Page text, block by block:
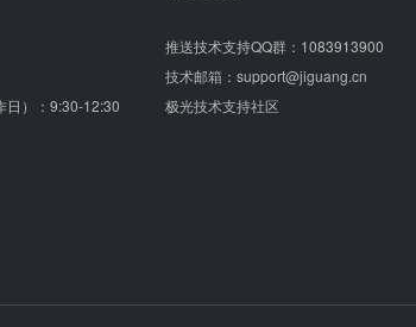
日）：9:30-12:30
推送技术支持QQ群： 1083913900
技术邮箱： support@jiguang.cn
极光技术支持社区